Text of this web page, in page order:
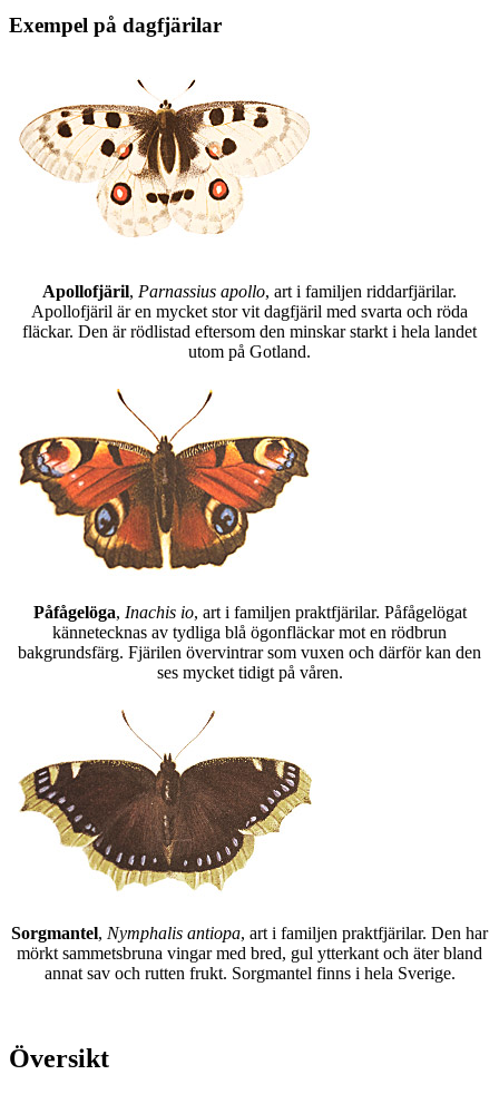
Exempel på dagfjärilar
Apollofjäril, Parnassius apollo, art i familjen riddarfjärilar.
Apollofjäril är en mycket stor vit dagfjäril med svarta och röda
fläckar. Den är rödlistad eftersom den minskar starkt i hela landet
utom på Gotland.
Påfågelöga, Inachis io, art i familjen praktfjärilar. Påfågelögat
kännetecknas av tydliga blå ögonfläckar mot en rödbrun
bakgrundsfärg. Fjärilen övervintrar som vuxen och därför kan den
ses mycket tidigt på våren.
Sorgmantel, Nymphalis antiopa, art i familjen praktfjärilar. Den har
mörkt sammetsbruna vingar med bred, gul ytterkant och äter bland
annat sav och rutten frukt. Sorgmantel finns i hela Sverige.
Översikt